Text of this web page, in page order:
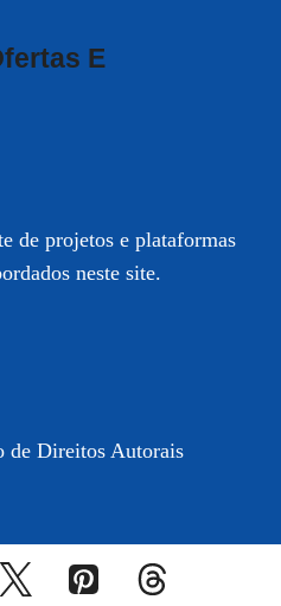
E
de projetos e plataformas
neste site.
de Direitos Autorais